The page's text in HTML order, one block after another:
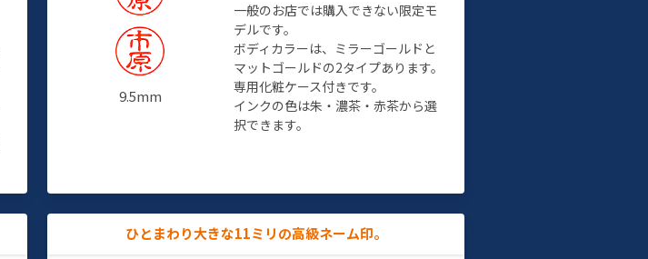
9.5mm
一般のお店では購入できない限定モ
デルです。
ボディカラーは、ミラーゴールドと
マットゴールドの2タイプあります。
専用化粧ケース付きです。
インクの色は朱・濃茶・赤茶から選
択できます。
ひとまわり大きな11ミリの高級ネーム印。